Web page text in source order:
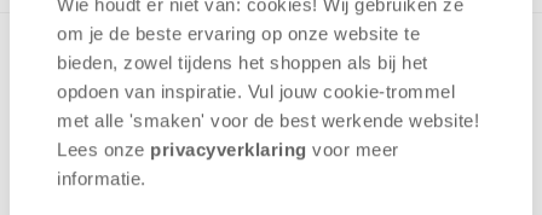
Wie houdt er niet van: cookies! Wij gebruiken ze
om je de beste ervaring op onze website te
bieden, zowel tijdens het shoppen als bij het
opdoen van inspiratie. Vul jouw cookie-trommel
met alle 'smaken' voor de best werkende website​!
Lees onze privacyverklaring voor meer
informatie.
In deze prachtige lijn van Premium Quality-puzzels van
sfeer van verschillende Disney klassiekers perfect over. Door
de zeer nauwkeurig gesneden stukjes zijn de puzzels na
gebruik met 2 vingers op te tillen en ingelijst aan de muur te
hangen. Alle puzzels bestaan uit 1000 stukjes en garanderen